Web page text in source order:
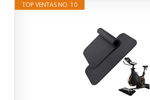
TOP VENTAS NO. 10